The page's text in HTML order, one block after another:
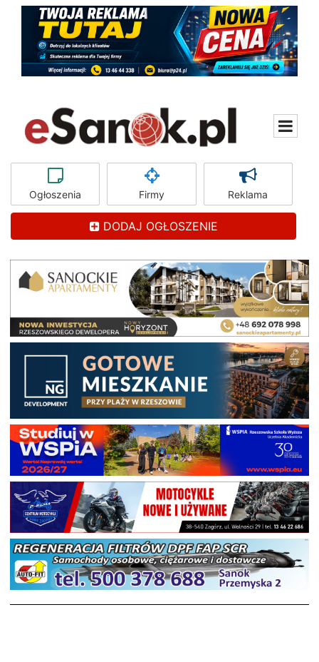
Ogłoszenia Firmy Reklama
DODAJ OGŁOSZENIE